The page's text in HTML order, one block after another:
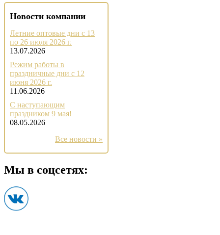
Новости компании
Летние оптовые дни с 13
по 26 июля 2026 г.
13.07.2026
Режим работы в
праздничные дни с 12
июня 2026 г.
11.06.2026
С наступающим
праздником 9 мая!
08.05.2026
Все новости »
Мы в соцсетях: